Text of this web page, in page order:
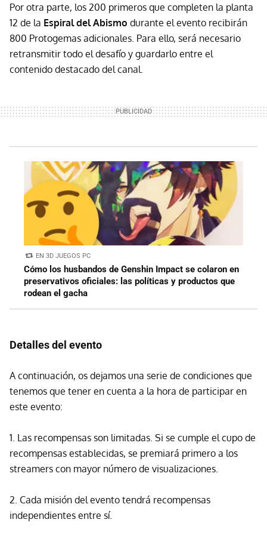
Por otra parte, los 200 primeros que completen la planta
12 de la Espiral del Abismo durante el evento recibirán
800 Protogemas adicionales. Para ello, será necesario
retransmitir todo el desafío y guardarlo entre el
contenido destacado del canal.
EN 3D JUEGOS PC
Cómo los husbandos de Genshin Impact se colaron en
preservativos oficiales: las políticas y productos que
rodean el gacha
Detalles del evento
A continuación, os dejamos una serie de condiciones que
tenemos que tener en cuenta a la hora de participar en
este evento:
1. Las recompensas son limitadas. Si se cumple el cupo de
recompensas establecidas, se premiará primero a los
streamers con mayor número de visualizaciones.
2. Cada misión del evento tendrá recompensas
independientes entre sí.